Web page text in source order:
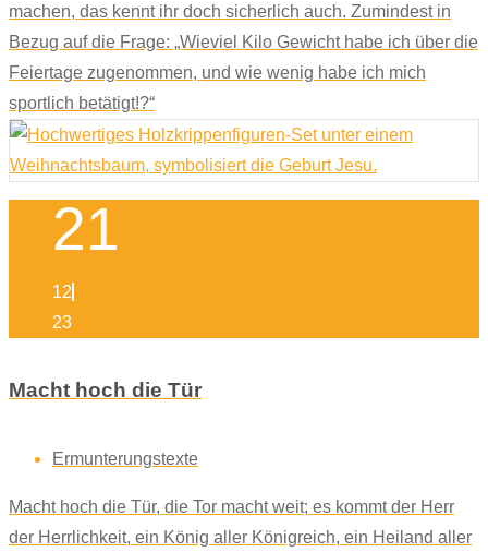
machen, das kennt ihr doch sicherlich auch. Zumindest in
Bezug auf die Frage: „Wieviel Kilo Gewicht habe ich über die
Feiertage zugenommen, und wie wenig habe ich mich
sportlich betätigt!?“
21
12
23
Macht hoch die Tür
Ermunterungstexte
Macht hoch die Tür, die Tor macht weit; es kommt der Herr
der Herrlichkeit, ein König aller Königreich, ein Heiland aller